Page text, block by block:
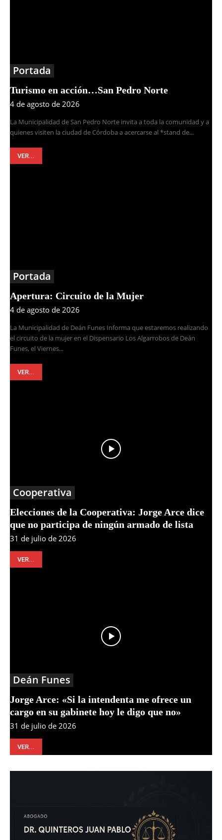
Portada
Turismo en acción…San Pedro Norte
4 de agosto de 2026
La Municipalidad de San Pedro Norte invita a toda la comunidad y a
quienes visiten la ciudad de Córdoba a acercarse al *stand de...
VER...
Portada
Apertura: Circuito de la Mujer
4 de agosto de 2026
La Municipalidad de Deán Funes Informa que estaremos realizando
el circuito de la mujer en el Dispensario Los Algarrobos de Deán
Funes, el Viernes...
VER...
Cooperativa
Elecciones de la Cooperativa: Jorge Arce dice
que no participa de ningún armado de lista
31 de julio de 2026
VER...
Deán Funes
Jorge Arce: «Si la intendenta me ofrece un
cargo en su gabinete hoy le digo que no»
31 de julio de 2026
VER...